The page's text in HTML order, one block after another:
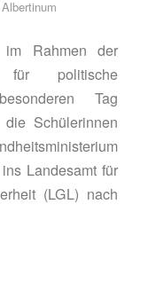
Albertinum
Rahmen der
für politische
Tag
Schülerinnen
Landesamt für
(LGL) nach